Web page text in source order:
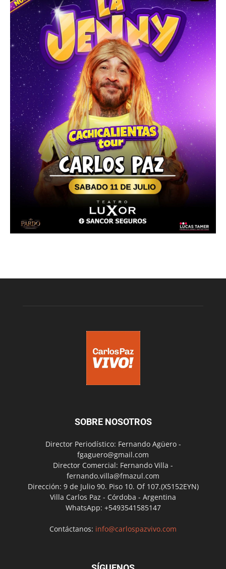
SOBRE NOSOTROS
Director Periodístico: Fernando Agüero -
fgaguero@gmail.com
Director Comercial: Fernando Villa -
fernando.villa@fmazul.com
Dirección: 9 de Julio 90. Piso 10. Of 107.(X5152EYN)
Villa Carlos Paz - Córdoba - Argentina
WhatsApp: +5493541585147
Contáctanos: info@carlospazvivo.com